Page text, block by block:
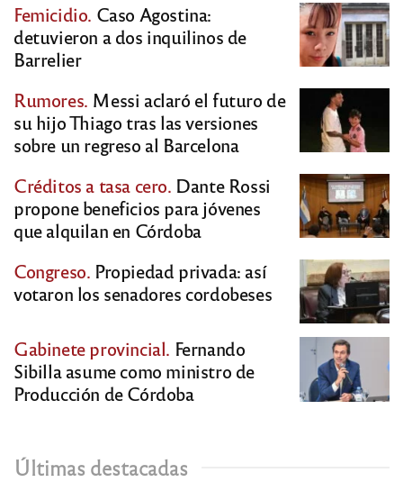
Femicidio. Caso Agostina:
detuvieron a dos inquilinos de
Barrelier
Rumores. Messi aclaró el futuro de
su hijo Thiago tras las versiones
sobre un regreso al Barcelona
Créditos a tasa cero. Dante Rossi
propone beneficios para jóvenes
que alquilan en Córdoba
Congreso. Propiedad privada: así
votaron los senadores cordobeses
Gabinete provincial. Fernando
Sibilla asume como ministro de
Producción de Córdoba
Últimas destacadas